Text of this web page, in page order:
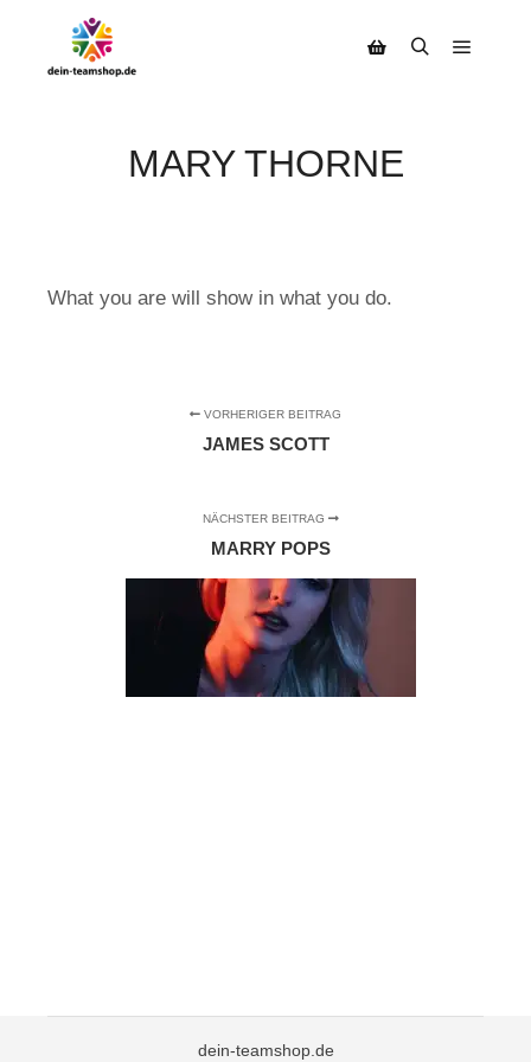
MARY THORNE
What you are will show in what you do.
VORHERIGER BEITRAG
JAMES SCOTT
NÄCHSTER BEITRAG
MARRY POPS
dein-teamshop.de